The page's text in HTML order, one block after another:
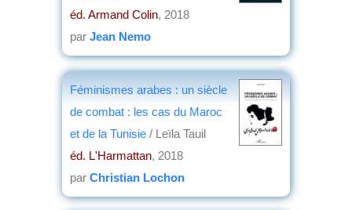
éd. Armand Colin, 2018
par Jean Nemo
Féminismes arabes : un siècle
de combat : les cas du Maroc
et de la Tunisie / Leïla Tauil
éd. L'Harmattan, 2018
par Christian Lochon